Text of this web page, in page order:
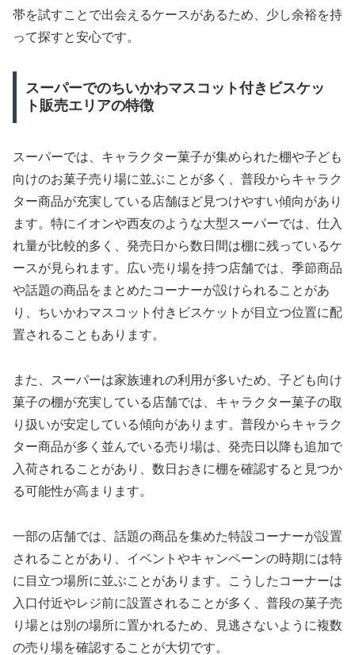
帯を試すことで出会えるケースがあるため、少し余裕を持
って探すと安心です。
スーパーでのちいかわマスコット付きビスケッ
ト販売エリアの特徴
スーパーでは、キャラクター菓子が集められた棚や子ども
向けのお菓子売り場に並ぶことが多く、普段からキャラク
ター商品が充実している店舗ほど見つけやすい傾向があり
ます。特にイオンや西友のような大型スーパーでは、仕入
れ量が比較的多く、発売日から数日間は棚に残っているケ
ースが見られます。広い売り場を持つ店舗では、季節商品
や話題の商品をまとめたコーナーが設けられることがあ
り、ちいかわマスコット付きビスケットが目立つ位置に配
置されることもあります。
また、スーパーは家族連れの利用が多いため、子ども向け
菓子の棚が充実している店舗では、キャラクター菓子の取
り扱いが安定している傾向があります。普段からキャラク
ター商品が多く並んでいる売り場は、発売日以降も追加で
入荷されることがあり、数日おきに棚を確認すると見つか
る可能性が高まります。
一部の店舗では、話題の商品を集めた特設コーナーが設置
されることがあり、イベントやキャンペーンの時期には特
に目立つ場所に並ぶことがあります。こうしたコーナーは
入口付近やレジ前に設置されることが多く、普段の菓子売
り場とは別の場所に置かれるため、見逃さないように複数
の売り場を確認することが大切です。